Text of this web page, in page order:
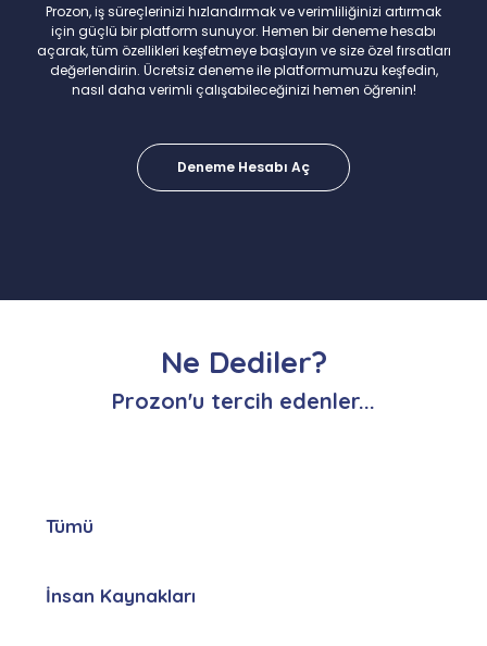
Prozon, iş süreçlerinizi hızlandırmak ve verimliliğinizi artırmak
için güçlü bir platform sunuyor. Hemen bir deneme hesabı
açarak, tüm özellikleri keşfetmeye başlayın ve size özel fırsatları
değerlendirin. Ücretsiz deneme ile platformumuzu keşfedin,
nasıl daha verimli çalışabileceğinizi hemen öğrenin!
Deneme Hesabı Aç
Ne Dediler?
Prozon'u tercih edenler...
Tümü
İnsan Kaynakları